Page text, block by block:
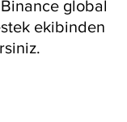
global
ekibinden